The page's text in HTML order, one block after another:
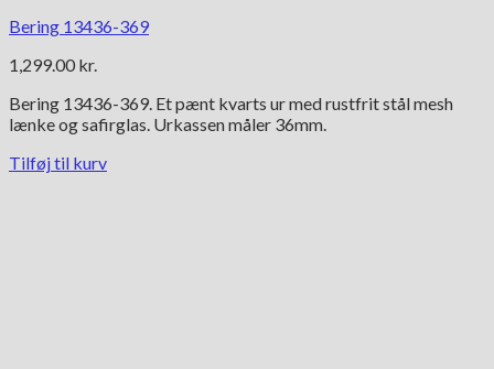
Bering 13436-369
1,299.00 kr.
Bering 13436-369. Et pænt kvarts ur med rustfrit stål mesh
lænke og safirglas. Urkassen måler 36mm.
Tilføj til kurv